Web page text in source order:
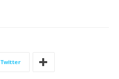
Twitter